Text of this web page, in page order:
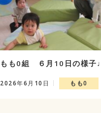
もも0組 ６月10日の様子♩
2026年6月10日 もも0